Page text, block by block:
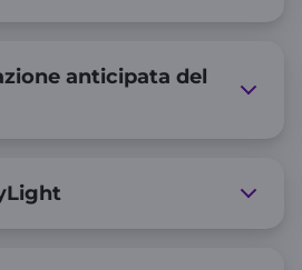
anticipata del